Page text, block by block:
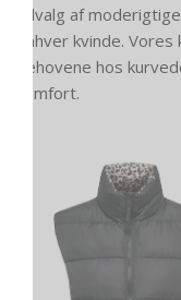
udvalg af
enhver kvinde.
behovene hos
komfort.